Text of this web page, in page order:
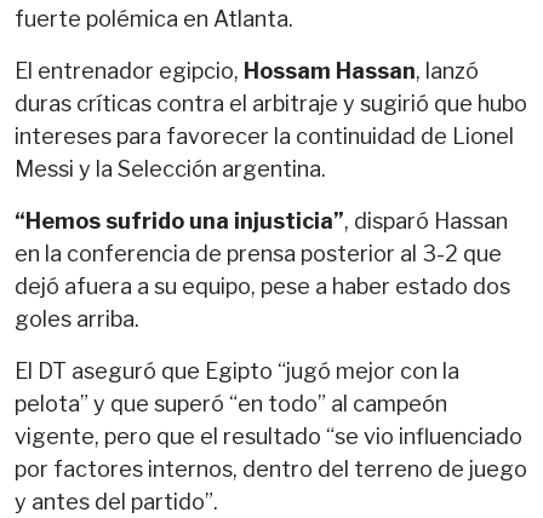
fuerte polémica en Atlanta.
El entrenador egipcio, Hossam Hassan, lanzó
duras críticas contra el arbitraje y sugirió que hubo
intereses para favorecer la continuidad de Lionel
Messi y la Selección argentina.
“Hemos sufrido una injusticia”, disparó Hassan
en la conferencia de prensa posterior al 3-2 que
dejó afuera a su equipo, pese a haber estado dos
goles arriba.
El DT aseguró que Egipto “jugó mejor con la
pelota” y que superó “en todo” al campeón
vigente, pero que el resultado “se vio influenciado
por factores internos, dentro del terreno de juego
y antes del partido”.